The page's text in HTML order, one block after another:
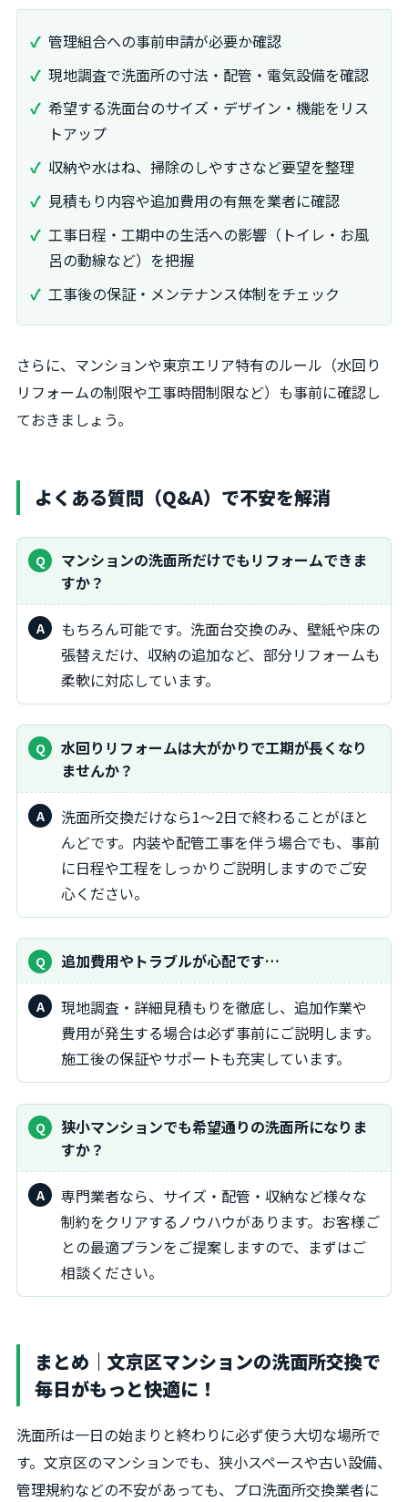
管理組合への事前申請が必要か確認
現地調査で洗面所の寸法・配管・電気設備を確認
希望する洗面台のサイズ・デザイン・機能をリス
トアップ
収納や水はね、掃除のしやすさなど要望を整理
見積もり内容や追加費用の有無を業者に確認
工事日程・工期中の生活への影響（トイレ・お風
呂の動線など）を把握
工事後の保証・メンテナンス体制をチェック
さらに、マンションや東京エリア特有のルール（水回り
リフォームの制限や工事時間制限など）も事前に確認し
ておきましょう。
よくある質問（Q&A）で不安を解消
マンションの洗面所だけでもリフォームできま
すか？
もちろん可能です。洗面台交換のみ、壁紙や床の
張替えだけ、収納の追加など、部分リフォームも
柔軟に対応しています。
水回りリフォームは大がかりで工期が長くなり
ませんか？
洗面所交換だけなら1～2日で終わることがほと
んどです。内装や配管工事を伴う場合でも、事前
に日程や工程をしっかりご説明しますのでご安
心ください。
追加費用やトラブルが心配です…
現地調査・詳細見積もりを徹底し、追加作業や
費用が発生する場合は必ず事前にご説明します。
施工後の保証やサポートも充実しています。
狭小マンションでも希望通りの洗面所になりま
すか？
専門業者なら、サイズ・配管・収納など様々な
制約をクリアするノウハウがあります。お客様ご
との最適プランをご提案しますので、まずはご
相談ください。
まとめ｜文京区マンションの洗面所交換で
毎日がもっと快適に！
洗面所は一日の始まりと終わりに必ず使う大切な場所で
す。文京区のマンションでも、狭小スペースや古い設備、
管理規約などの不安があっても、プロ洗面所交換業者に